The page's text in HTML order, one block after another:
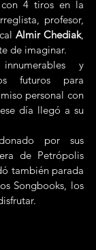
con 4 tiros en la
profesor,
Almir Chediak,
de imaginar.
y
futuros para
personal con
día llegó a su
por sus
de Petrópolis
también parada
Songbooks, los